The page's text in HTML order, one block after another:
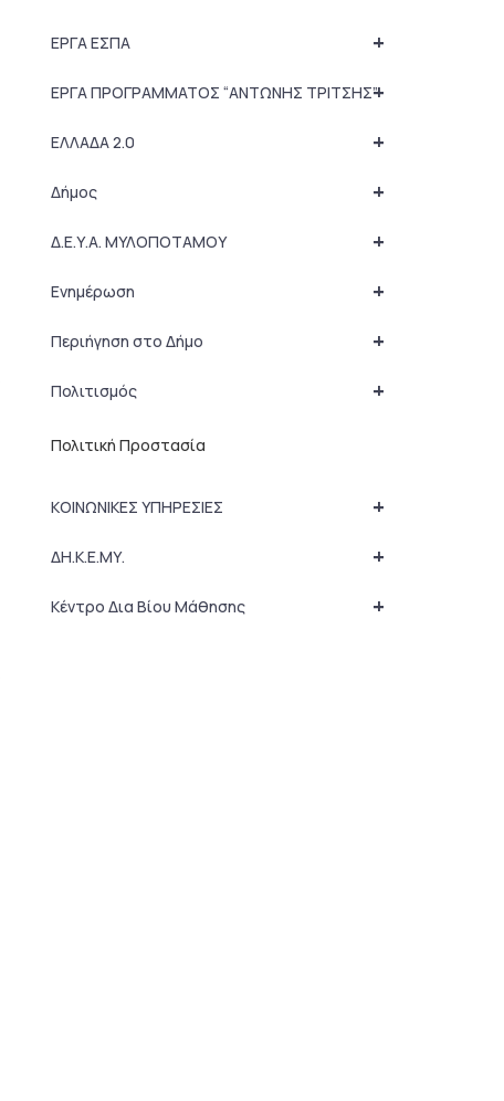
+
ΕΡΓΑ ΕΣΠΑ
+
ΕΡΓΑ ΠΡΟΓΡΑΜΜΑΤΟΣ “ΑΝΤΩΝΗΣ ΤΡΙΤΣΗΣ”
+
ΕΛΛΑΔΑ 2.0
+
Δήμος
+
Δ.Ε.Υ.Α. ΜΥΛΟΠΟΤΑΜΟΥ
+
Ενημέρωση
+
Περιήγηση στο Δήμο
+
Πολιτισμός
Πολιτική Προστασία
+
ΚΟΙΝΩΝΙΚΕΣ ΥΠΗΡΕΣΙΕΣ
+
ΔΗ.Κ.Ε.ΜΥ.
+
Κέντρο Δια Βίου Μάθησης